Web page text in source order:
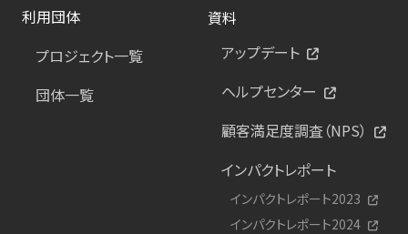
利用団体
プロジェクト一覧
団体一覧
資料
アップデート
ヘルプセンター
顧客満足度調査（NPS）
インパクトレポート
インパクトレポート2023
インパクトレポート2024